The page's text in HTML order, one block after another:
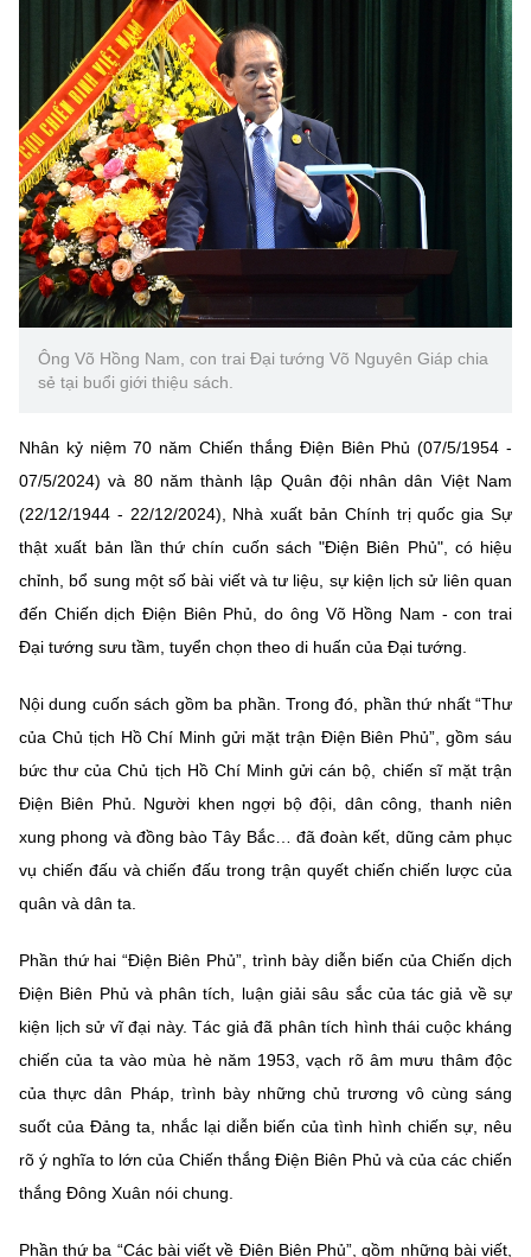
Ông Võ Hồng Nam, con trai Đại tướng Võ Nguyên Giáp chia
sẻ tại buổi giới thiệu sách.
Nhân kỷ niệm 70 năm Chiến thắng Điện Biên Phủ (07/5/1954 -
07/5/2024) và 80 năm thành lập Quân đội nhân dân Việt Nam
(22/12/1944 - 22/12/2024), Nhà xuất bản Chính trị quốc gia Sự
thật xuất bản lần thứ chín cuốn sách "Điện Biên Phủ", có hiệu
chỉnh, bổ sung một số bài viết và tư liệu, sự kiện lịch sử liên quan
đến Chiến dịch Điện Biên Phủ, do ông Võ Hồng Nam - con trai
Đại tướng sưu tầm, tuyển chọn theo di huấn của Đại tướng.
Nội dung cuốn sách gồm ba phần. Trong đó, phần thứ nhất “Thư
của Chủ tịch Hồ Chí Minh gửi mặt trận Điện Biên Phủ”, gồm sáu
bức thư của Chủ tịch Hồ Chí Minh gửi cán bộ, chiến sĩ mặt trận
Điện Biên Phủ. Người khen ngợi bộ đội, dân công, thanh niên
xung phong và đồng bào Tây Bắc… đã đoàn kết, dũng cảm phục
vụ chiến đấu và chiến đấu trong trận quyết chiến chiến lược của
quân và dân ta.
Phần thứ hai “Điện Biên Phủ”, trình bày diễn biến của Chiến dịch
Điện Biên Phủ và phân tích, luận giải sâu sắc của tác giả về sự
kiện lịch sử vĩ đại này. Tác giả đã phân tích hình thái cuộc kháng
chiến của ta vào mùa hè năm 1953, vạch rõ âm mưu thâm độc
của thực dân Pháp, trình bày những chủ trương vô cùng sáng
suốt của Đảng ta, nhắc lại diễn biến của tình hình chiến sự, nêu
rõ ý nghĩa to lớn của Chiến thắng Điện Biên Phủ và của các chiến
thắng Đông Xuân nói chung.
Phần thứ ba “Các bài viết về Điện Biên Phủ”, gồm những bài viết,